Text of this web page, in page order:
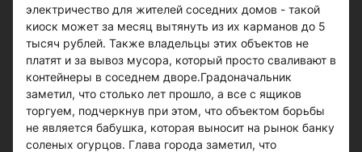
электричество для жителей соседних домов - такой
киоск может за месяц вытянуть из их карманов до 5
тысяч рублей. Также владельцы этих объектов не
платят и за вывоз мусора, который просто сваливают в
контейнеры в соседнем дворе.Градоначальник
заметил, что столько лет прошло, а все с ящиков
торгуем, подчеркнув при этом, что объектом борьбы
не является бабушка, которая выносит на рынок банку
соленых огурцов. Глава города заметил, что